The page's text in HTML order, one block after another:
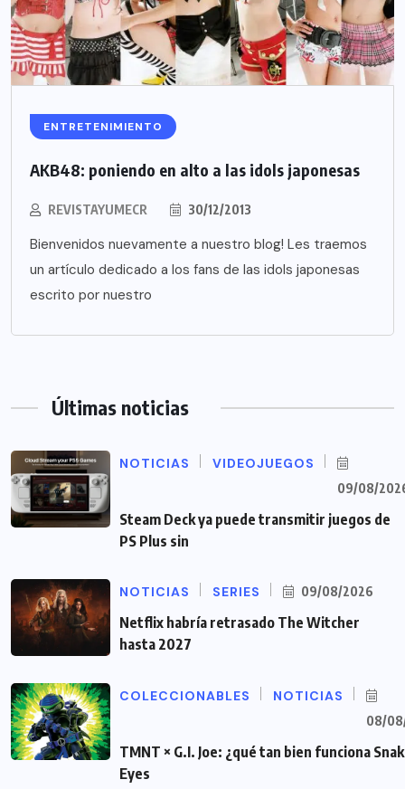
ENTRETENIMIENTO
AKB48: poniendo en alto a las idols japonesas
REVISTAYUMECR 30/12/2013
Bienvenidos nuevamente a nuestro blog! Les traemos
un artículo dedicado a los fans de las idols japonesas
escrito por nuestro
Últimas noticias
NOTICIAS VIDEOJUEGOS
09/08/
Steam Deck ya puede transmitir juegos de
PS Plus sin
NOTICIAS SERIES 09/08/2026
Netflix habría retrasado The Witcher
hasta 2027
COLECCIONABLES NOTICIAS
08/
TMNT × G.I. Joe: ¿qué tan bien funciona
Eyes